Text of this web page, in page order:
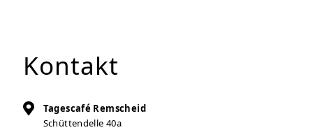
Kontakt
Tagescafé Remscheid
Schüttendelle 40a